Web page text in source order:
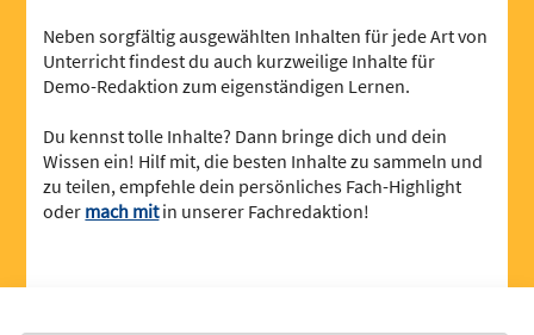
Neben sorgfältig ausgewählten Inhalten für jede Art von
Unterricht findest du auch kurzweilige Inhalte für
Demo-Redaktion zum eigenständigen Lernen.
Du kennst tolle Inhalte? Dann bringe dich und dein
Wissen ein! Hilf mit, die besten Inhalte zu sammeln und
zu teilen, empfehle dein persönliches Fach-Highlight
oder mach mitin unserer Fachredaktion!